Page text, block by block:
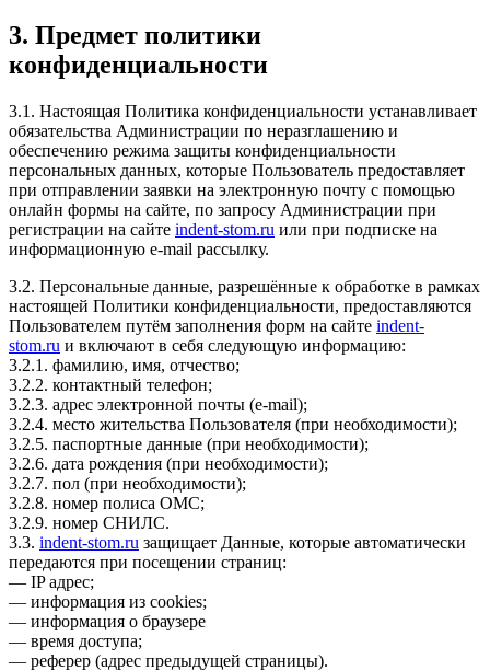
3. Предмет политики
конфиденциальности
3.1. Настоящая Политика конфиденциальности устанавливает
обязательства Администрации по неразглашению и
обеспечению режима защиты конфиденциальности
персональных данных, которые Пользователь предоставляет
при отправлении заявки на электронную почту с помощью
онлайн формы на сайте, по запросу Администрации при
регистрации на сайте indent-stom.ru или при подписке на
информационную e-mail рассылку.
3.2. Персональные данные, разрешённые к обработке в рамках
настоящей Политики конфиденциальности, предоставляются
Пользователем путём заполнения форм на сайте indent-
stom.ru и включают в себя следующую информацию:
3.2.1. фамилию, имя, отчество;
3.2.2. контактный телефон;
3.2.3. адрес электронной почты (e-mail);
3.2.4. место жительства Пользователя (при необходимости);
3.2.5. паспортные данные (при необходимости);
3.2.6. дата рождения (при необходимости);
3.2.7. пол (при необходимости);
3.2.8. номер полиса ОМС;
3.2.9. номер СНИЛС.
3.3. indent-stom.ru защищает Данные, которые автоматически
передаются при посещении страниц:
— IP адрес;
— информация из cookies;
— информация о браузере
— время доступа;
— реферер (адрес предыдущей страницы).